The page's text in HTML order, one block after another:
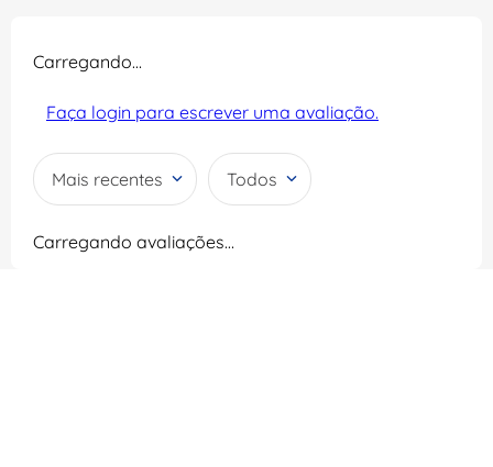
Carregando…
Faça login para escrever uma avaliação.
Mais recentes Todos
Carregando avaliações…